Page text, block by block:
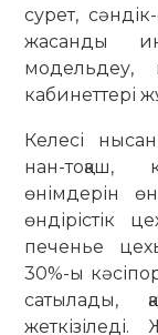
сурет,
жасанды
модельдеу,
кабинеттері
Келесі
нан-тоқаш,
өнімдерін
өндірістік
печенье
30%-ы
сатылады,